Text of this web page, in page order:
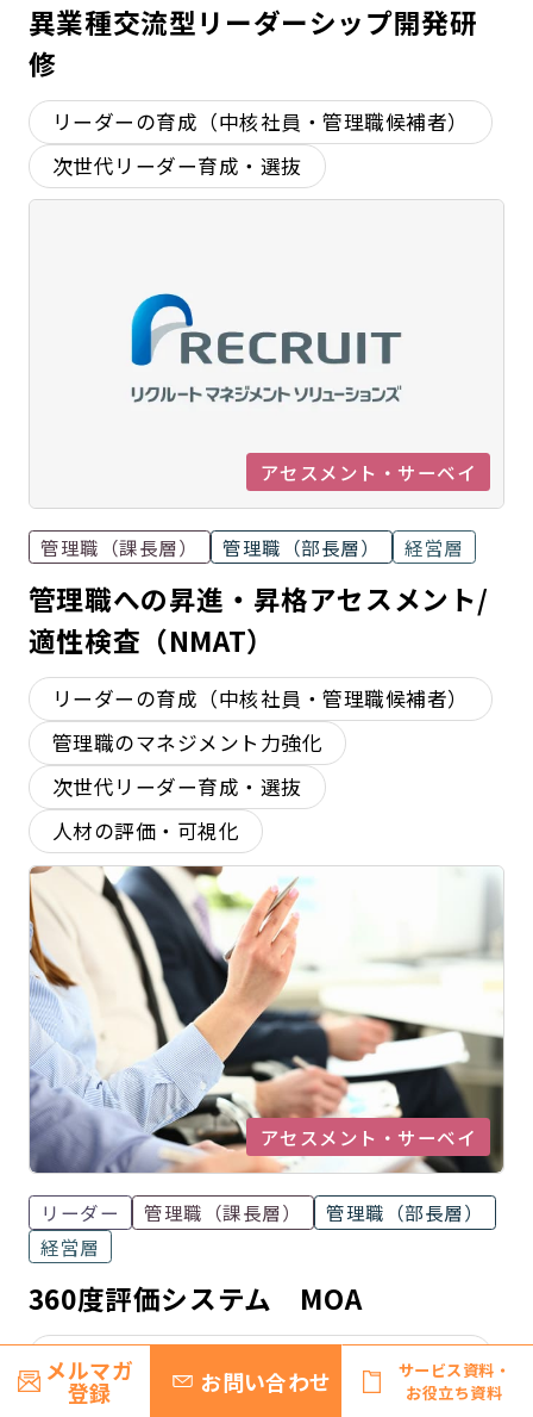
異業種交流型リーダーシップ開発研
修
リーダーの育成（中核社員・管理職候補者）
次世代リーダー育成・選抜
アセスメント・サーベイ
管理職（課長層） 管理職（部長層） 経営層
管理職への昇進・昇格アセスメント/
適性検査（NMAT）
リーダーの育成（中核社員・管理職候補者）
管理職のマネジメント力強化
次世代リーダー育成・選抜
人材の評価・可視化
アセスメント・サーベイ
リーダー 管理職（課長層）
管理職（部長層）
経営層
360度評価システム MOA
リーダーの育成（中核社員・管理職候補者）
管理職のマネジメント力強化
メルマガ
登録 お問い合わせ
サービス資料・
お役立ち資料